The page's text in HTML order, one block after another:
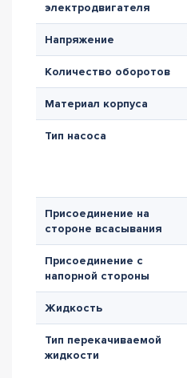
электродвигателя
Напряжение
Количество оборотов
Материал корпуса
Тип насоса
Присоединение на
стороне всасывания
Присоединение с
напорной стороны
Жидкость
Тип перекачиваемой
жидкости